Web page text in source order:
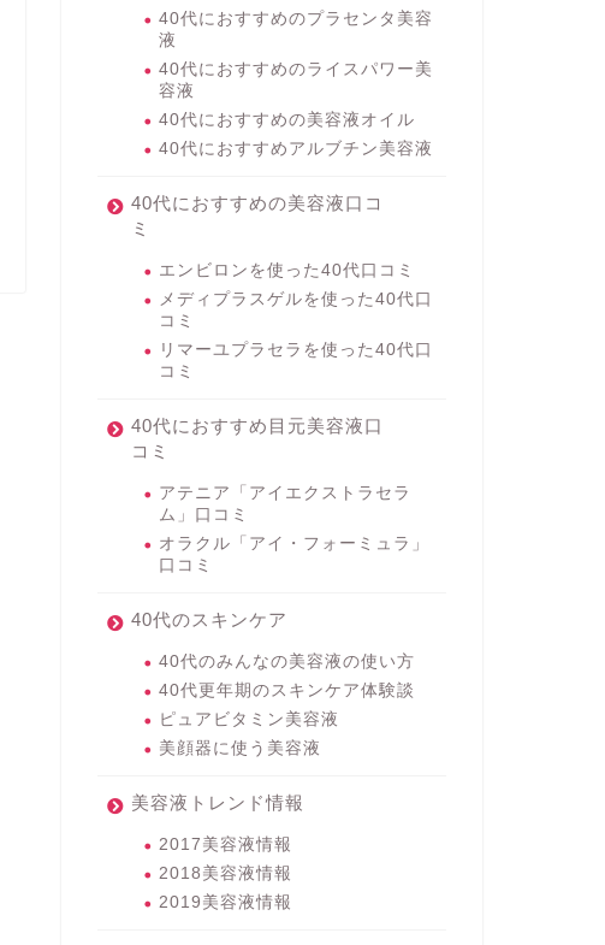
40代におすすめのプラセンタ美容
液
40代におすすめのライスパワー美
容液
40代におすすめの美容液オイル
40代におすすめアルブチン美容液
40代におすすめの美容液口コ
ミ
エンビロンを使った40代口コミ
メディプラスゲルを使った40代口
コミ
リマーユプラセラを使った40代口
コミ
40代におすすめ目元美容液口
コミ
アテニア「アイエクストラセラ
ム」口コミ
オラクル「アイ・フォーミュラ」
口コミ
40代のスキンケア
40代のみんなの美容液の使い方
40代更年期のスキンケア体験談
ピュアビタミン美容液
美顔器に使う美容液
美容液トレンド情報
2017美容液情報
2018美容液情報
2019美容液情報